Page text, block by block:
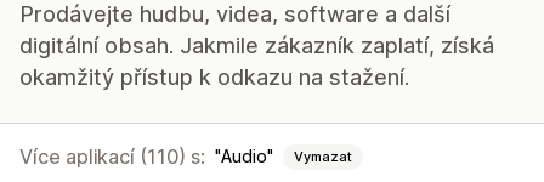
Prodávejte hudbu, videa, software a další
digitální obsah. Jakmile zákazník zaplatí, získá
okamžitý přístup k odkazu na stažení.
Více aplikací (110) s: Audio Vymazat